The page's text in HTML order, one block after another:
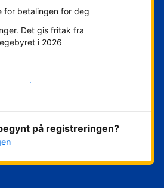
for betalingen for deg
Det gis fritak fra
i 2026
i gang nå
på registreringen?